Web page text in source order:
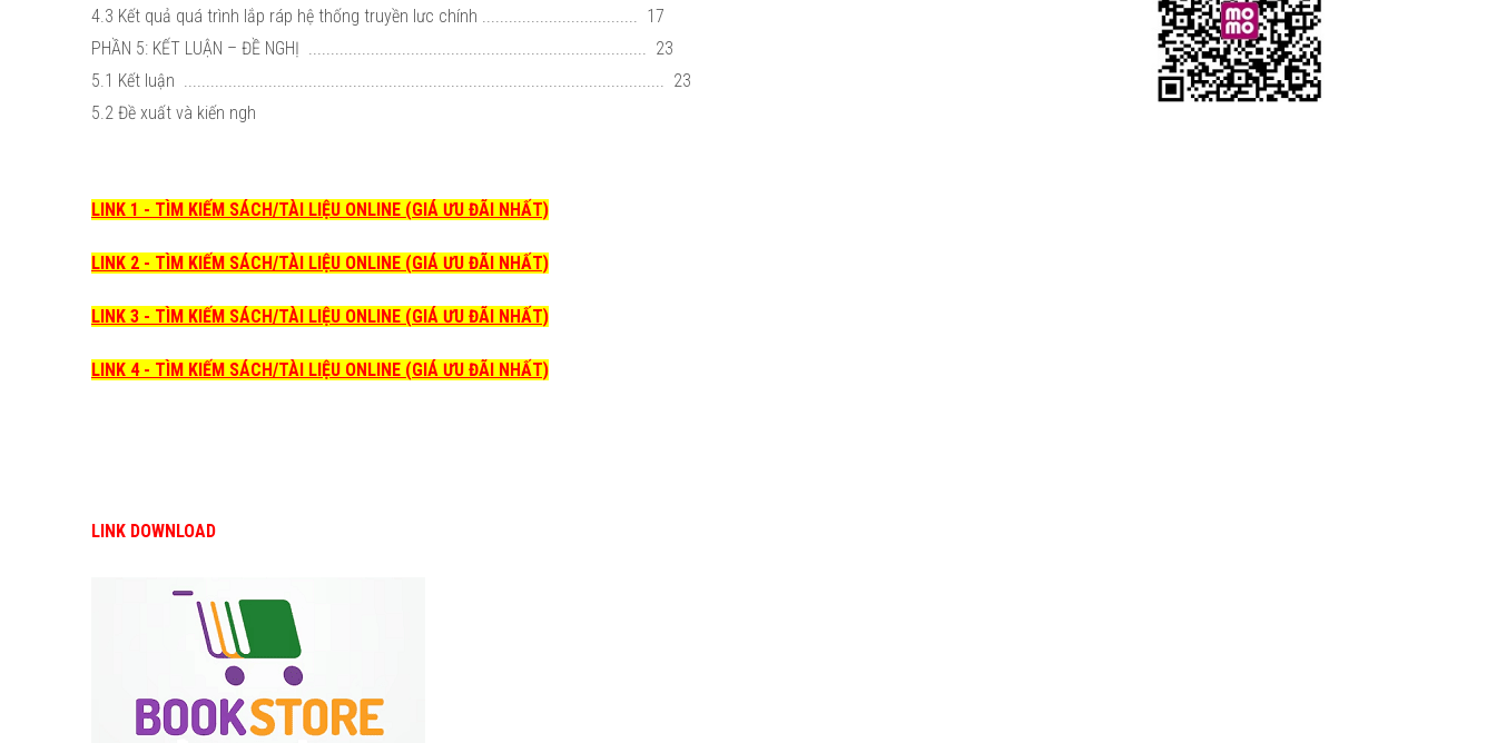
4.3 Kết quả quá trình lắp ráp hệ thống truyền lưc chính ................................... 17
PHẦN 5: KẾT LUẬN – ĐỀ NGHỊ ............................................................................ 23
5.1 Kết luận ............................................................................................................ 23
5.2 Đề xuất và kiến ngh
LINK 1 - TÌM KIẾM SÁCH/TÀI LIỆU ONLINE (GIÁ ƯU ĐÃI NHẤT)
LINK 2 - TÌM KIẾM SÁCH/TÀI LIỆU ONLINE (GIÁ ƯU ĐÃI NHẤT)
LINK 3 - TÌM KIẾM SÁCH/TÀI LIỆU ONLINE (GIÁ ƯU ĐÃI NHẤT)
LINK 4 - TÌM KIẾM SÁCH/TÀI LIỆU ONLINE (GIÁ ƯU ĐÃI NHẤT)
LINK DOWNLOAD